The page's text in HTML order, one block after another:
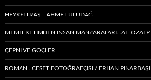
HEYKELTRAŞ… AHMET ULUDAĞ
MEMLEKETIMDEN INSAN MANZARALARI…ALİ ÖZALP
ÇEPNI VE GÖÇLER
ROMAN…CESET FOTOĞRAFÇISI / ERHAN PINARBAŞI